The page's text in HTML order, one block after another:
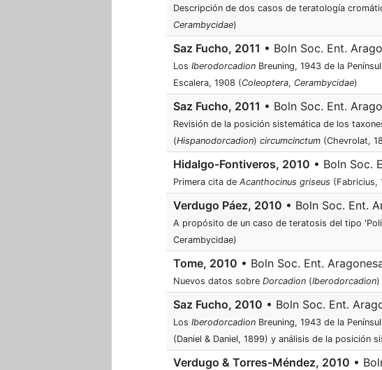
Descripción de dos casos de teratología
Cerambycidae)
Saz Fucho, 2011 • Boln Soc. Ent.
Los Iberodorcadion Breuning, 1943 de la
Escalera, 1908 (Coleoptera, Cerambycidae)
Saz Fucho, 2011 • Boln Soc. Ent.
Revisión de la posición sistemática de los
(Hispanodorcadion) circumcinctum (Chevrolat,
Hidalgo-Fontiveros, 2010 • Boln Soc.
Primera cita de Acanthocinus griseus (Fabricius,
Verdugo Páez, 2010 • Boln Soc. Ent.
A propósito de un caso de teratosis del tipo
Cerambycidae)
Tome, 2010 • Boln Soc. Ent.
Nuevos datos sobre Dorcadion (Iberodorcadion)
Saz Fucho, 2010 • Boln Soc. Ent.
Los Iberodorcadion Breuning, 1943 de la
(Daniel & Daniel, 1899) y análisis de la posición
Verdugo & Torres-Méndez, 2010 •